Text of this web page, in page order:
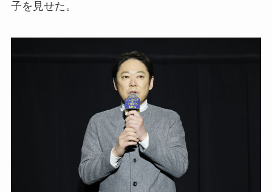
子を見せた。